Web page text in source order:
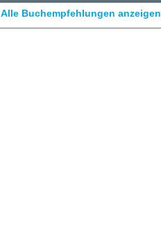
Alle Buchempfehlungen anzeigen